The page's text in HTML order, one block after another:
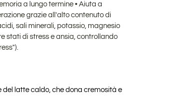
a lungo termine • Aiuta a
grazie all'alto contenuto di
sali minerali, potassio, magnesio
stati di stress e ansia, controllando
del latte caldo , che dona cremosità e